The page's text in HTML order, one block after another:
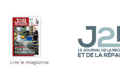
Lire le magazine